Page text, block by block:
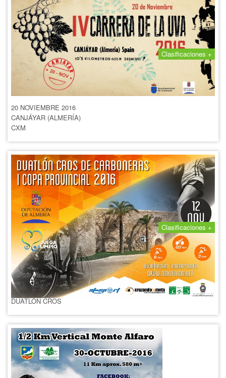
Clasificaciones +
IV CARRERA DE LA UVA
20 NOVIEMBRE 2016
CANJÁYAR (ALMERÍA)
CXM
Clasificaciones +
I DUATLON CROS DE
CARBONERAS
12 NOVIEMBRE 2016
CARBONERAS (ALMERÍA)
DUATLÓN CROS